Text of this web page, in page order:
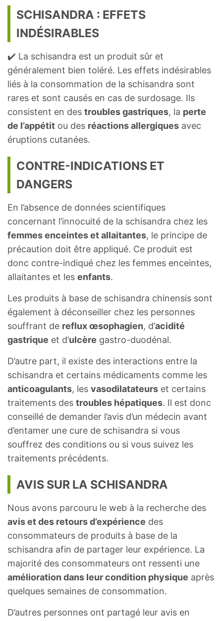
SCHISANDRA : EFFETS
INDÉSIRABLES
✔️ La schisandra est un produit sûr et
généralement bien toléré. Les effets indésirables
liés à la consommation de la schisandra sont
rares et sont causés en cas de surdosage. Ils
consistent en des troubles gastriques, la perte
de l’appétit ou des réactions allergiques avec
éruptions cutanées.
CONTRE-INDICATIONS ET
DANGERS
En l’absence de données scientifiques
concernant l’innocuité de la schisandra chez les
femmes enceintes et allaitantes, le principe de
précaution doit être appliqué. Ce produit est
donc contre-indiqué chez les femmes enceintes,
allaitantes et les enfants.
Les produits à base de schisandra chinensis sont
également à déconseiller chez les personnes
souffrant de reflux œsophagien, d’acidité
gastrique et d’ulcère gastro-duodénal.
D’autre part, il existe des interactions entre la
schisandra et certains médicaments comme les
anticoagulants, les vasodilatateurs et certains
traitements des troubles hépatiques. Il est donc
conseillé de demander l’avis d’un médecin avant
d’entamer une cure de schisandra si vous
souffrez des conditions ou si vous suivez les
traitements précédents.
AVIS SUR LA SCHISANDRA
Nous avons parcouru le web à la recherche des
avis et des retours d’expérience des
consommateurs de produits à base de la
schisandra afin de partager leur expérience. La
majorité des consommateurs ont ressenti une
amélioration dans leur condition physique après
quelques semaines de consommation.
D’autres personnes ont partagé leur avis en